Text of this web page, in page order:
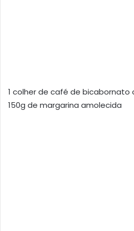
1 colher de café de bicabornato
150g de margarina amolecida